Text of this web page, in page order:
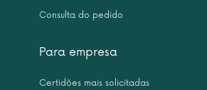
Consulta do pedido
Para empresa
Certidões mais solicitadas